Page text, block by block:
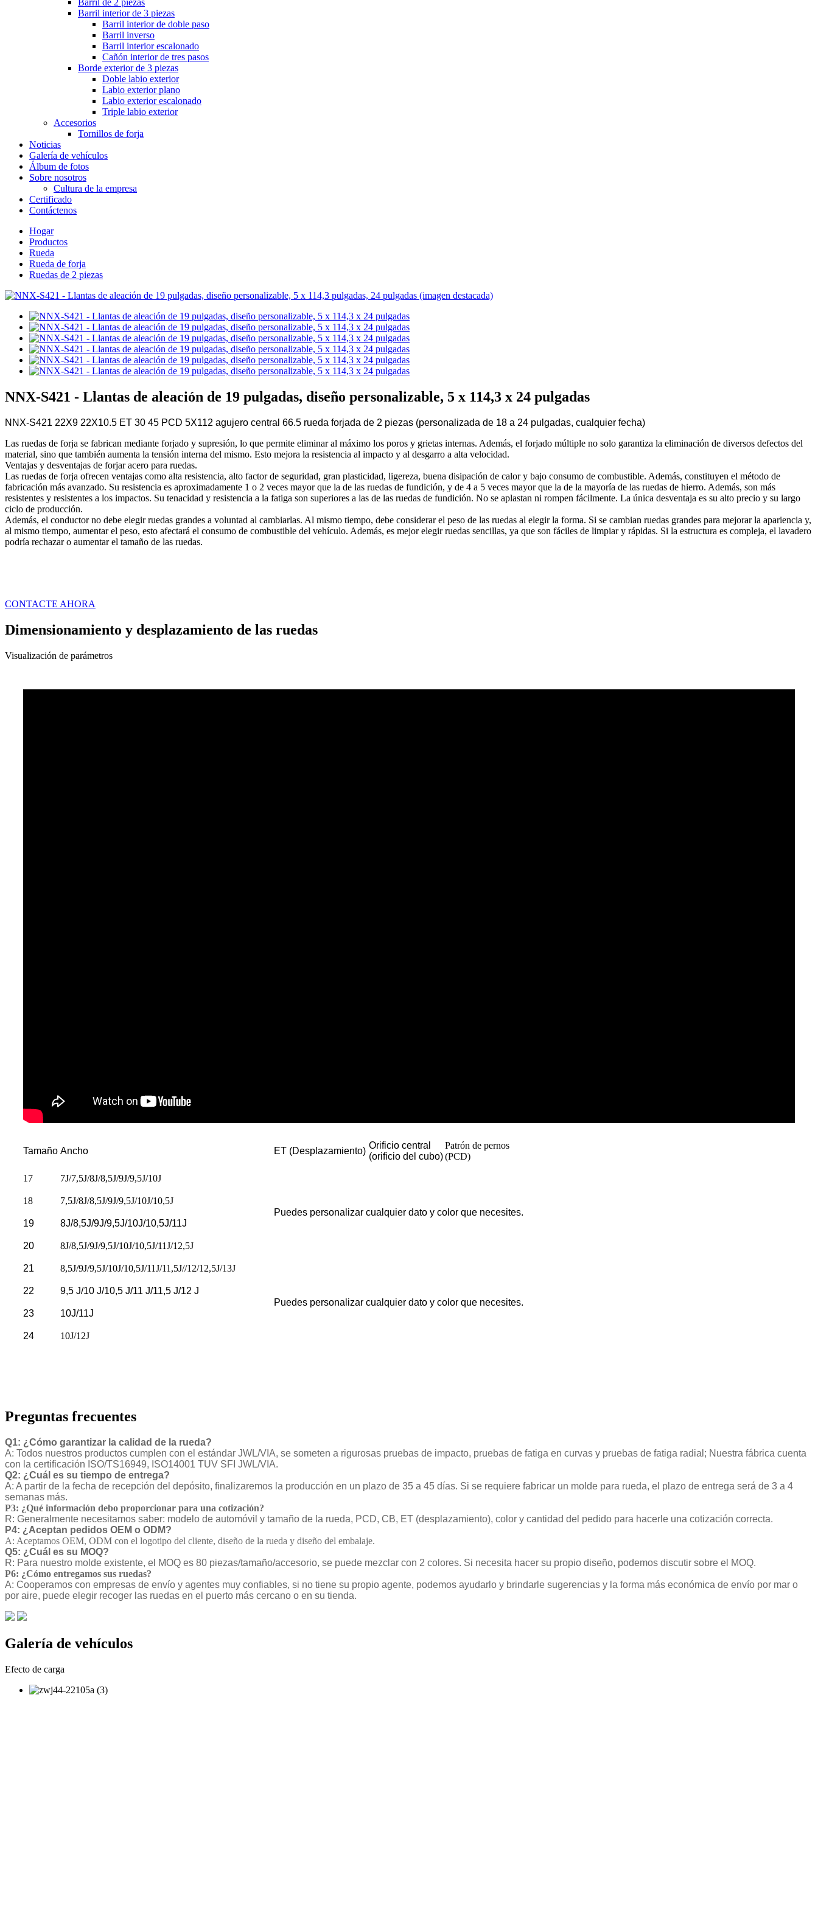
Barril de 2 piezas
Barril interior de 3 piezas
Barril interior de doble paso
Barril inverso
Barril interior escalonado
Cañón interior de tres pasos
Borde exterior de 3 piezas
Doble labio exterior
Labio exterior plano
Labio exterior escalonado
Triple labio exterior
Accesorios
Tornillos de forja
Noticias
Galería de vehículos
Álbum de fotos
Sobre nosotros
Cultura de la empresa
Certificado
Contáctenos
Hogar
Productos
Rueda
Rueda de forja
Ruedas de 2 piezas
NNX-S421 - Llantas de aleación de 19 pulgadas, diseño personalizable, 5 x 114,3 x 24 pulgadas
NNX-S421 22X9 22X10.5 ET 30 45 PCD 5X112 agujero central 66.5 rueda forjada de 2 piezas (personalizada de 18 a 24 pulgadas, cualquier fecha)
Las ruedas de forja se fabrican mediante forjado y supresión, lo que permite eliminar al máximo los poros y grietas internas. Además, el forjado múltiple no solo garantiza la eliminación de diversos defectos del
material, sino que también aumenta la tensión interna del mismo. Esto mejora la resistencia al impacto y al desgarro a alta velocidad.
Ventajas y desventajas de forjar acero para ruedas.
Las ruedas de forja ofrecen ventajas como alta resistencia, alto factor de seguridad, gran plasticidad, ligereza, buena disipación de calor y bajo consumo de combustible. Además, constituyen el método de
fabricación más avanzado. Su resistencia es aproximadamente 1 o 2 veces mayor que la de las ruedas de fundición, y de 4 a 5 veces mayor que la de la mayoría de las ruedas de hierro. Además, son más
resistentes y resistentes a los impactos. Su tenacidad y resistencia a la fatiga son superiores a las de las ruedas de fundición. No se aplastan ni rompen fácilmente. La única desventaja es su alto precio y su largo
ciclo de producción.
Además, el conductor no debe elegir ruedas grandes a voluntad al cambiarlas. Al mismo tiempo, debe considerar el peso de las ruedas al elegir la forma. Si se cambian ruedas grandes para mejorar la apariencia y,
al mismo tiempo, aumentar el peso, esto afectará el consumo de combustible del vehículo. Además, es mejor elegir ruedas sencillas, ya que son fáciles de limpiar y rápidas. Si la estructura es compleja, el lavadero
podría rechazar o aumentar el tamaño de las ruedas.
CONTACTE AHORA
Dimensionamiento y desplazamiento de las ruedas
Visualización de parámetros
Tamaño Ancho ET (Desplazamiento)
Orificio central
(orificio del cubo)
Patrón de pernos
(PCD)
17 7J/7,5J/8J/8,5J/9J/9,5J/10J
Puedes personalizar cualquier dato y color que necesites.
18 7,5J/8J/8,5J/9J/9,5J/10J/10,5J
19 8J/8,5J/9J/9,5J/10J/10,5J/11J
20 8J/8,5J/9J/9,5J/10J/10,5J/11J/12,5J
21 8,5J/9J/9,5J/10J/10,5J/11J/11,5J//12/12,5J/13J
Puedes personalizar cualquier dato y color que necesites.
22 9,5 J/10 J/10,5 J/11 J/11,5 J/12 J
23 10J/11J
24 10J/12J
Preguntas frecuentes
Q1: ¿Cómo garantizar la calidad de la rueda?
A: Todos nuestros productos cumplen con el estándar JWL/VIA, se someten a rigurosas pruebas de impacto, pruebas de fatiga en curvas y pruebas de fatiga radial; Nuestra fábrica cuenta
con la certificación ISO/TS16949, ISO14001 TUV SFI JWL/VIA.
Q2: ¿Cuál es su tiempo de entrega?
A: A partir de la fecha de recepción del depósito, finalizaremos la producción en un plazo de 35 a 45 días. Si se requiere fabricar un molde para rueda, el plazo de entrega será de 3 a 4
semanas más.
P3: ¿Qué información debo proporcionar para una cotización?
R: Generalmente necesitamos saber: modelo de automóvil y tamaño de la rueda, PCD, CB, ET (desplazamiento), color y cantidad del pedido para hacerle una cotización correcta.
P4: ¿Aceptan pedidos OEM o ODM?
A: Aceptamos OEM, ODM con el logotipo del cliente, diseño de la rueda y diseño del embalaje.
Q5: ¿Cuál es su MOQ?
R: Para nuestro molde existente, el MOQ es 80 piezas/tamaño/accesorio, se puede mezclar con 2 colores. Si necesita hacer su propio diseño, podemos discutir sobre el MOQ.
P6: ¿Cómo entregamos sus ruedas?
A: Cooperamos con empresas de envío y agentes muy confiables, si no tiene su propio agente, podemos ayudarlo y brindarle sugerencias y la forma más económica de envío por mar o
por aire, puede elegir recoger las ruedas en el puerto más cercano o en su tienda.
Galería de vehículos
Efecto de carga